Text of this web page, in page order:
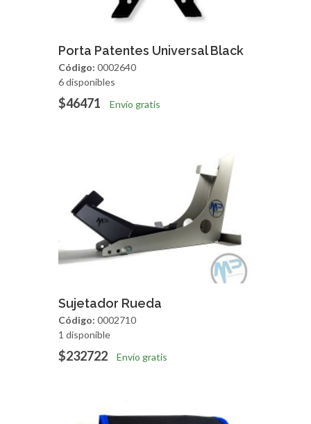
Agregar Vista Rapida
Porta Patentes Universal Black
Código: 0002640
6 disponibles
$46471 Envío gratis
Agregar
Sujetador Rueda
Código: 0002710
1 disponible
$232722 Envío gratis